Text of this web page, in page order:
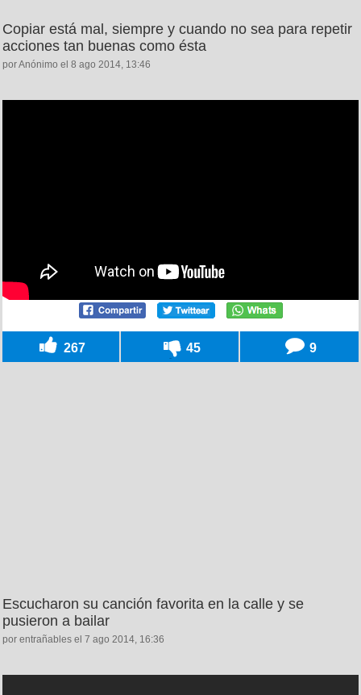
Copiar está mal, siempre y cuando no sea para repetir
acciones tan buenas como ésta
por Anónimo el 8 ago 2014, 13:46
267 45 9
Escucharon su canción favorita en la calle y se
pusieron a bailar
por entrañables el 7 ago 2014, 16:36